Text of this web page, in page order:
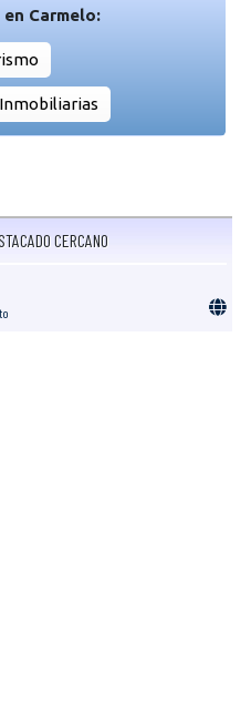
Carmelo:
Inmobiliarias
CERCANO